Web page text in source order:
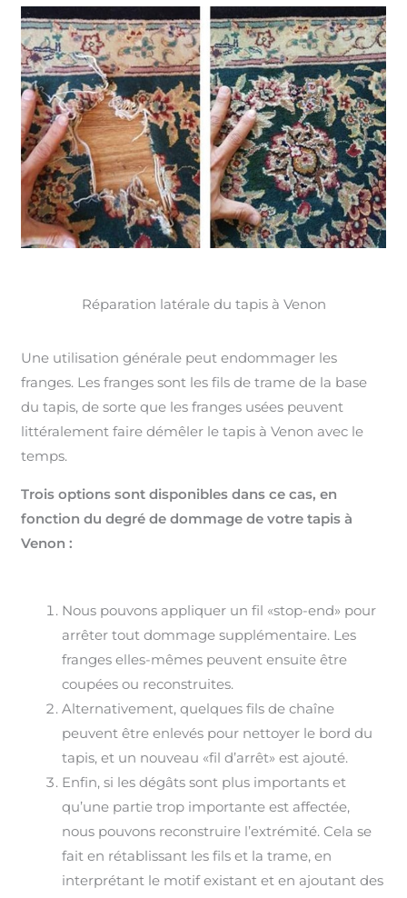
Réparation latérale du tapis à Venon
Une utilisation générale peut endommager les
franges. Les franges sont les fils de trame de la base
du tapis, de sorte que les franges usées peuvent
littéralement faire démêler le tapis à Venon avec le
temps.
Trois options sont disponibles dans ce cas, en
fonction du degré de dommage de votre tapis à
Venon :
Nous pouvons appliquer un fil «stop-end» pour
arrêter tout dommage supplémentaire. Les
franges elles-mêmes peuvent ensuite être
coupées ou reconstruites.
Alternativement, quelques fils de chaîne
peuvent être enlevés pour nettoyer le bord du
tapis, et un nouveau «fil d’arrêt» est ajouté.
Enfin, si les dégâts sont plus importants et
qu’une partie trop importante est affectée,
nous pouvons reconstruire l’extrémité. Cela se
fait en rétablissant les fils et la trame, en
interprétant le motif existant et en ajoutant des